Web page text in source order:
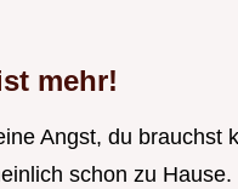
mehr!
Angst, du brauchst
schon zu Hause.